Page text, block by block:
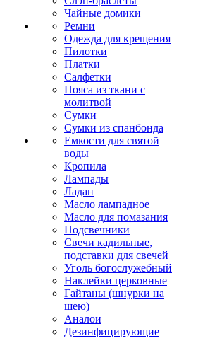
Чайные домики
Ремни
Одежда для крещения
Пилотки
Платки
Салфетки
Пояса из ткани с
молитвой
Сумки
Сумки из спанбонда
Емкости для святой
воды
Кропила
Лампады
Ладан
Масло лампадное
Масло для помазания
Подсвечники
Свечи кадильные,
подставки для свечей
Уголь богослужебный
Наклейки церковные
Гайтаны (шнурки на
шею)
Аналои
Дезинфицирующие